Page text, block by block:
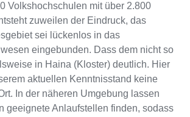
Volkshochschulen mit über 2.800
zuweilen der Eindruck, das
sei lückenlos in das
eingebunden. Dass dem nicht so
in Haina (Kloster) deutlich. Hier
aktuellen Kenntnisstand keine
In der näheren Umgebung lassen
geeignete Anlaufstellen finden, sodass